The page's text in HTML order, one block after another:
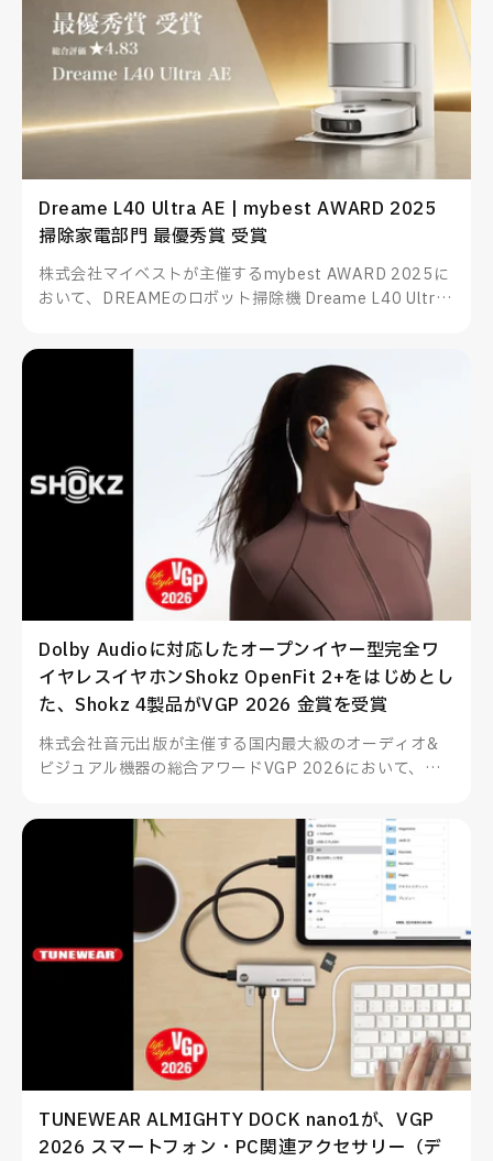
Dreame L40 Ultra AE | mybest AWARD 2025
掃除家電部門 最優秀賞 受賞
株式会社マイベストが主催するmybest AWARD 2025に
おいて、DREAMEのロボット掃除機 Dreame L40 Ultra
たします。
Dolby Audioに対応したオープンイヤー型完全ワ
イヤレスイヤホンShokz OpenFit 2+をはじめとし
た、Shokz 4製品がVGP 2026 金賞を受賞
株式会社音元出版が主催する国内最大級のオーディオ&
ビジュアル機器の総合アワードVGP 2026において、
した4製品が部門賞金賞を受賞、その他多数製品も部門賞
を受賞いたしました。
TUNEWEAR ALMIGHTY DOCK nano1が、VGP
2026 スマートフォン・PC関連アクセサリー（デ